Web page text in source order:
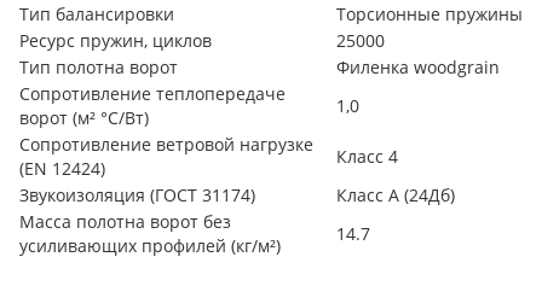
Тип балансировки
Торсионные пружины
Ресурс пружин, циклов
25000
Тип полотна ворот
Филенка woodgrain
Сопротивление теплопередаче
ворот (м² °С/Вт)
1,0
Сопротивление ветровой нагрузке
(EN 12424)
Класс 4
Звукоизоляция (ГОСТ 31174)
Класс А (24Дб)
Масса полотна ворот без
усиливающих профилей (кг/м²)
14.7